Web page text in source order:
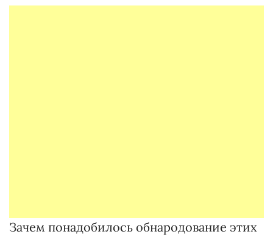
Зачем понадобилось обнародование этих